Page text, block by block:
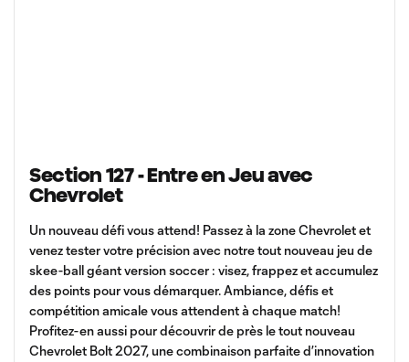
Section 127 - Entre en Jeu avec
Chevrolet
Un nouveau défi vous attend! Passez à la zone Chevrolet et
venez tester votre précision avec notre tout nouveau jeu de
skee-ball géant version soccer : visez, frappez et accumulez
des points pour vous démarquer. Ambiance, défis et
compétition amicale vous attendent à chaque match!
Profitez-en aussi pour découvrir de près le tout nouveau
Chevrolet Bolt 2027, une combinaison parfaite d’innovation